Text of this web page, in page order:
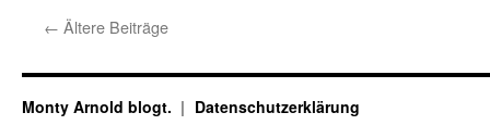
← Ältere Beiträge
Monty Arnold blogt. Datenschutz­erklärung